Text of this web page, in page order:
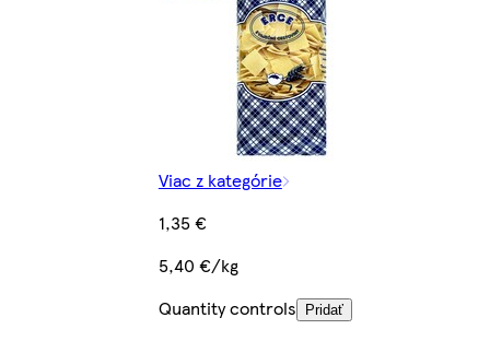
Viac z kategórie
1,35 €
5,40 €/kg
Quantity controls
Pridať